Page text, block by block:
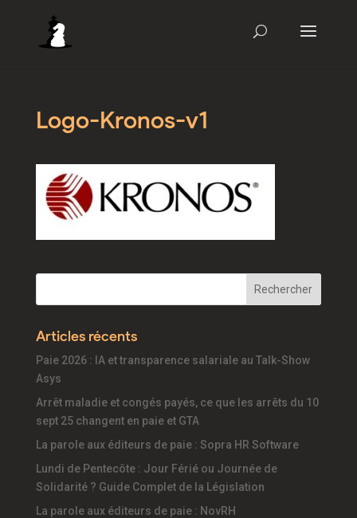
Logo-Kronos-v1
Articles récents
Paie 2026 : IA et transparence salariale au Talk-Show
Asys
Arrêt maladie et congés payés, ce que les arrêts du 10
sept 25 changent en paie et GTA
La parole aux éditeurs de paie : Sopra HR Software
Lundi de Pentecôte : Jour Férié ou Journée de
Solidarité ? Guide Complet de la Législation
La parole aux éditeurs de paie : NovRH